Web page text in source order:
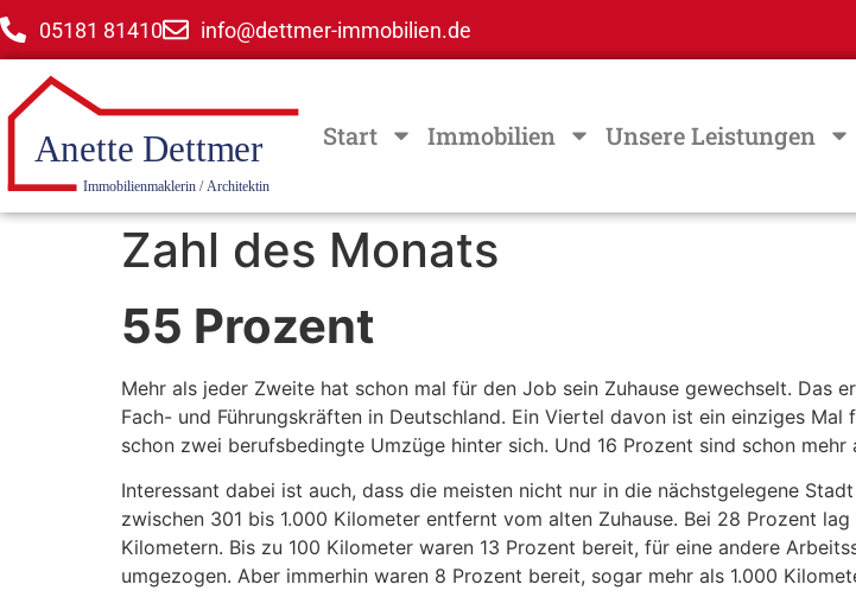
05181 81410 info@dettmer-immobilien.de
Start Immobilien Unsere Leistungen
Zahl des Monats
55 Prozent
Mehr als jeder Zweite hat schon mal für den Job sein Zuhause gewechselt.
Fach- und Führungskräften in Deutschland. Ein Viertel davon ist ein einziges
schon zwei berufsbedingte Umzüge hinter sich. Und 16 Prozent sind schon
Interessant dabei ist auch, dass die meisten nicht nur in die nächstgelegene
zwischen 301 bis 1.000 Kilometer entfernt vom alten Zuhause. Bei 28 Prozent
Kilometern. Bis zu 100 Kilometer waren 13 Prozent bereit, für eine andere
umgezogen. Aber immerhin waren 8 Prozent bereit, sogar mehr als 1.000